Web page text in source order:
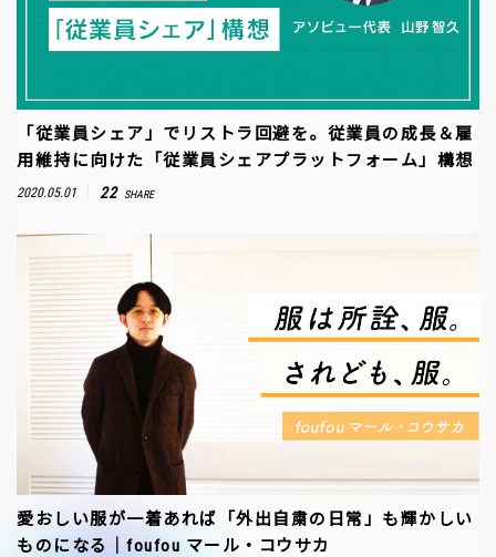
「従業員シェア」でリストラ回避を。従業員の成長＆雇
用維持に向けた「従業員シェアプラットフォーム」構想
2020.05.01 22 SHARE
愛おしい服が一着あれば「外出自粛の日常」も輝かしい
ものになる｜foufou マール・コウサカ